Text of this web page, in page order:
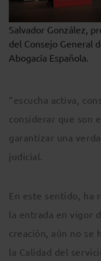
Salvador González,
del Consejo General
Abogacía Española.
“escucha activa,
considerar que son
garantizar una
judicial.
En este sentido, ha
la entrada en vigor
creación, aún no se
la Calidad del